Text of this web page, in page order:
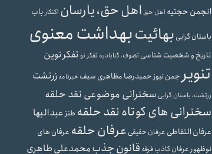
انجمن حجتیه اهل حق اهل حق، یارسان اکنکارباب
باستان گرایی بهائیتبهداشت معنوی
تاریخ و شخصیت شناسی تصوف، گنابادیه تفکر نوتفکر نوین
تنویر جمن نیوزحمیدرضا مظاهری سیفخبرنامهزرتشت
زرتشت، باستان گرایی سخنرانی موضوعی نقد حلقه
سخنرانی های کوتاه نقد حلقه طنزعبدالبها
عرفان التقاطی عرفان حقیقی عرفان حلقه عرفان های
نوظهورعرفان کاذبفرقه قانون جذبمحمدعلی طاهری